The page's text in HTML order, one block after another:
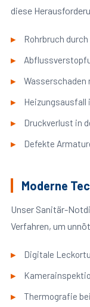
diese
Rohrbruch
Wasserschaden
Heizungsausfall
Druckverlust in
Defekte
Moderne
Unser Sanitär-
Verfahren, um
Digitale
Thermografie